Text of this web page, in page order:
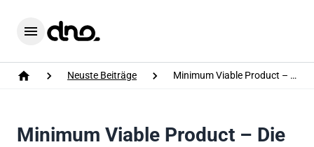
Menu
Home
Neuste Beiträge Minimum Viable Product – Die Anleitung für dein nächstes MVP
Minimum Viable Product – Die